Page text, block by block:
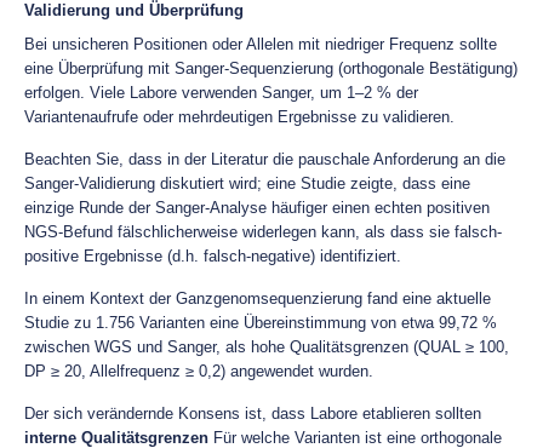
Validierung und Überprüfung
Bei unsicheren Positionen oder Allelen mit niedriger Frequenz sollte
eine Überprüfung mit Sanger-Sequenzierung (orthogonale Bestätigung)
erfolgen. Viele Labore verwenden Sanger, um 1–2 % der
Variantenaufrufe oder mehrdeutigen Ergebnisse zu validieren.
Beachten Sie, dass in der Literatur die pauschale Anforderung an die
Sanger-Validierung diskutiert wird; eine Studie zeigte, dass eine
einzige Runde der Sanger-Analyse häufiger einen echten positiven
NGS-Befund fälschlicherweise widerlegen kann, als dass sie falsch-
positive Ergebnisse (d.h. falsch-negative) identifiziert.
In einem Kontext der Ganzgenomsequenzierung fand eine aktuelle
Studie zu 1.756 Varianten eine Übereinstimmung von etwa 99,72 %
zwischen WGS und Sanger, als hohe Qualitätsgrenzen (QUAL ≥ 100,
DP ≥ 20, Allelfrequenz ≥ 0,2) angewendet wurden.
Der sich verändernde Konsens ist, dass Labore etablieren sollten
interne Qualitätsgrenzen Für welche Varianten ist eine orthogonale